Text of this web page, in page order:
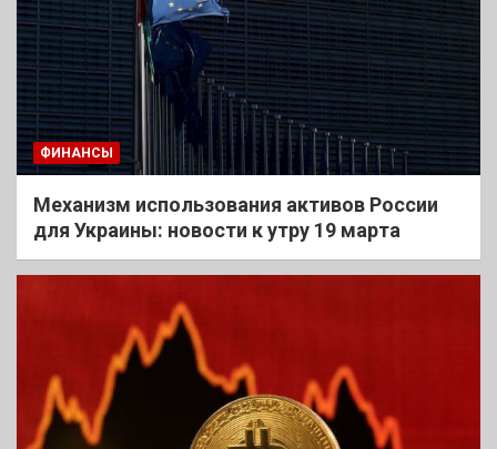
ФИНАНСЫ
Механизм использования активов России
для Украины: новости к утру 19 марта